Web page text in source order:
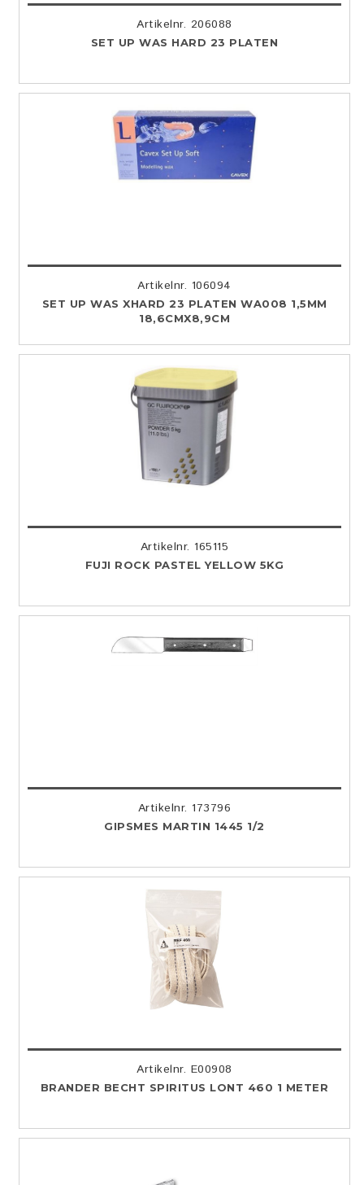
Artikelnr. 206088
SET UP WAS HARD 23 PLATEN
Artikelnr. 106094
SET UP WAS XHARD 23 PLATEN WA008 1,5MM
18,6CMX8,9CM
Artikelnr. 165115
FUJI ROCK PASTEL YELLOW 5KG
Artikelnr. 173796
GIPSMES MARTIN 1445 1/2
Artikelnr. E00908
BRANDER BECHT SPIRITUS LONT 460 1 METER